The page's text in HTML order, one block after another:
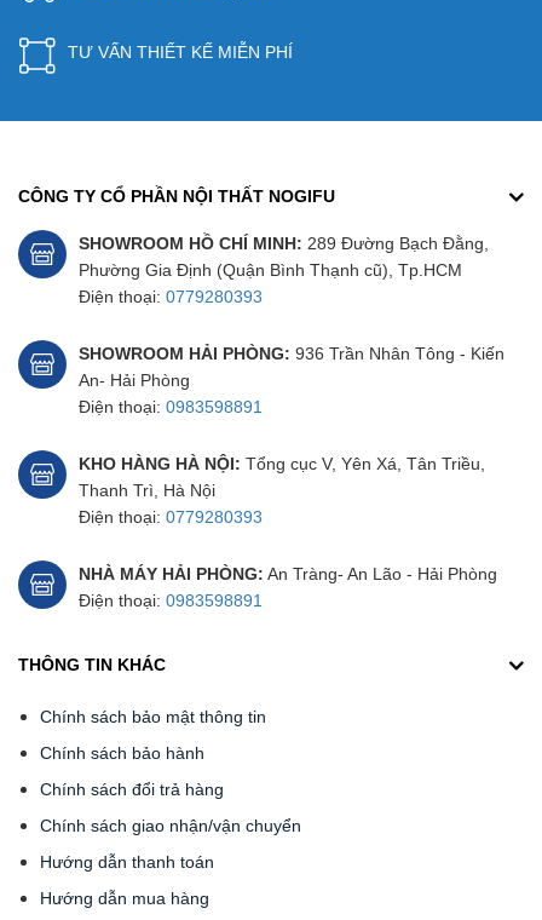
TƯ VẤN THIẾT KẾ MIỄN PHÍ
CÔNG TY CỔ PHẦN NỘI THẤT NOGIFU
SHOWROOM HỒ CHÍ MINH: 289 Đường Bạch Đằng,
Phường Gia Định (Quận Bình Thạnh cũ), Tp.HCM
Điện thoại: 0779280393
SHOWROOM HẢI PHÒNG: 936 Trần Nhân Tông - Kiến
An- Hải Phòng
Điện thoại: 0983598891
KHO HÀNG HÀ NỘI: Tổng cục V, Yên Xá, Tân Triều,
Thanh Trì, Hà Nội
Điện thoại: 0779280393
NHÀ MÁY HẢI PHÒNG: An Tràng- An Lão - Hải Phòng
Điện thoại: 0983598891
THÔNG TIN KHÁC
Chính sách bảo mật thông tin
Chính sách bảo hành
Chính sách đổi trả hàng
Chính sách giao nhận/vận chuyển
Hướng dẫn thanh toán
Hướng dẫn mua hàng